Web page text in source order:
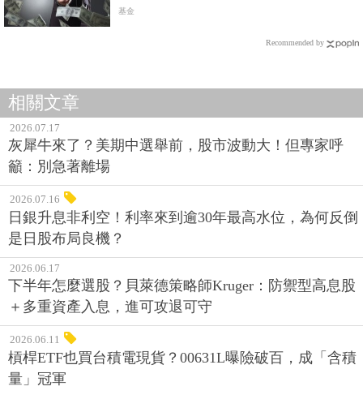
大多是騙子
基金
Recommended by
相關文章
2026.07.17
灰犀牛來了？美期中選舉前，股市波動大！但專家呼
籲：別急著離場
2026.07.16
日銀升息非利空！利率來到逾30年最高水位，為何反倒
是日股布局良機？
2026.06.17
下半年怎麼選股？貝萊德策略師Kruger：防禦型高息股
＋多重資產入息，進可攻退可守
2026.06.11
槓桿ETF也買台積電現貨？00631L曝險破百，成「含積
量」冠軍